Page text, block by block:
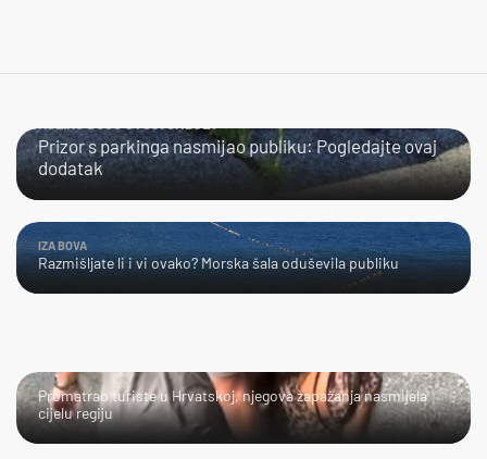
Prizor s parkinga nasmijao publiku: Pogledajte ovaj
dodatak
IZA BOVA
Razmišljate li i vi ovako? Morska šala oduševila publiku
LOL
Promatrao turiste u Hrvatskoj, njegova zapažanja nasmijala
cijelu regiju